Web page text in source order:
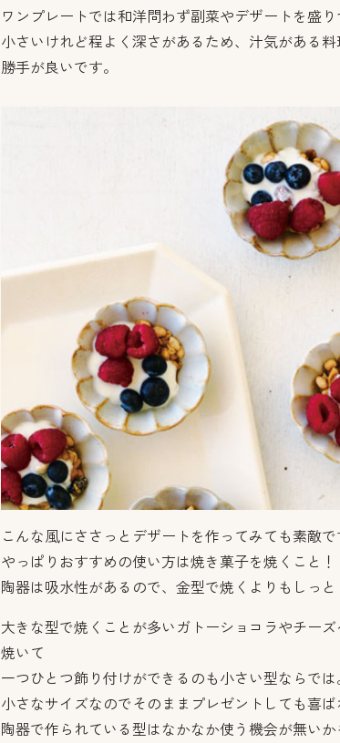
ワンプレートでは和洋問わず副菜やデザートを盛
小さいけれど程よく深さがあるため、汁気がある
勝手が良いです。
こんな風にささっとデザートを作ってみても素敵で
やっぱりおすすめの使い方は焼き菓子を焼くこと！
陶器は吸水性があるので、金型で焼くよりもしっと
大きな型で焼くことが多いガトーショコラやチー
焼いて
一つひとつ飾り付けができるのも 小さい型ならでは
小さなサイズなのでそのままプレゼントしても喜ば
陶器で作られている型はなかなか使う機会が無い